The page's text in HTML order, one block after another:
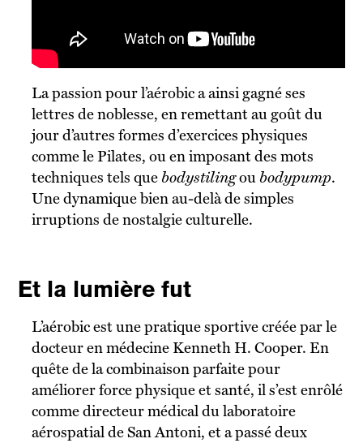
La passion pour l’aérobic a ainsi gagné ses
lettres de noblesse, en remettant au goût du
jour d’autres formes d’exercices physiques
comme le Pilates, ou en imposant des mots
techniques tels que bodystilingou bodypump.
Une dynamique bien au-delà de simples
irruptions de nostalgie culturelle.
Et la lumière fut
L’aérobic est une pratique sportive créée par le
docteur en médecine Kenneth H. Cooper. En
quête de la combinaison parfaite pour
améliorer force physique et santé, il s’est enrôlé
comme directeur médical du laboratoire
aérospatial de San Antoni, et a passé deux